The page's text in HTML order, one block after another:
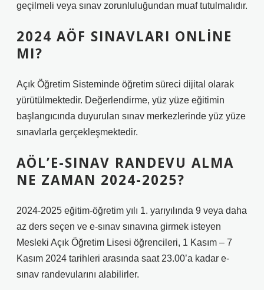
geçilmeli veya sınav zorunluluğundan muaf tutulmalıdır.
2024 AÖF SINAVLARI ONLINE
MI?
Açık Öğretim Sisteminde öğretim süreci dijital olarak
yürütülmektedir. Değerlendirme, yüz yüze eğitimin
başlangıcında duyurulan sınav merkezlerinde yüz yüze
sınavlarla gerçekleşmektedir.
AÖL’E-SINAV RANDEVU ALMA
NE ZAMAN 2024-2025?
2024-2025 eğitim-öğretim yılı 1. yarıyılında 9 veya daha
az ders seçen ve e-sınav sınavına girmek isteyen
Mesleki Açık Öğretim Lisesi öğrencileri, 1 Kasım – 7
Kasım 2024 tarihleri ​​arasında saat 23.00’a kadar e-
sınav randevularını alabilirler.